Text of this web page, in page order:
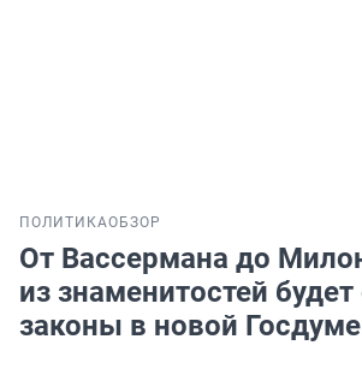
ПОЛИТИКАОБЗОР
От Вассермана до
из знаменитостей
законы в новой Госдуме